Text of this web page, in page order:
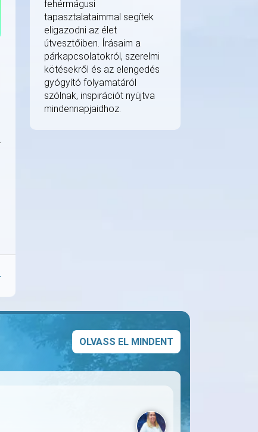
fehérmágusi
tapasztalataimmal segítek
eligazodni az élet
útvesztőiben. Írásaim a
párkapcsolatokról, szerelmi
kötésekről és az elengedés
gyógyító folyamatáról
szólnak, inspirációt nyújtva
mindennapjaidhoz.
OLVASS EL MINDENT